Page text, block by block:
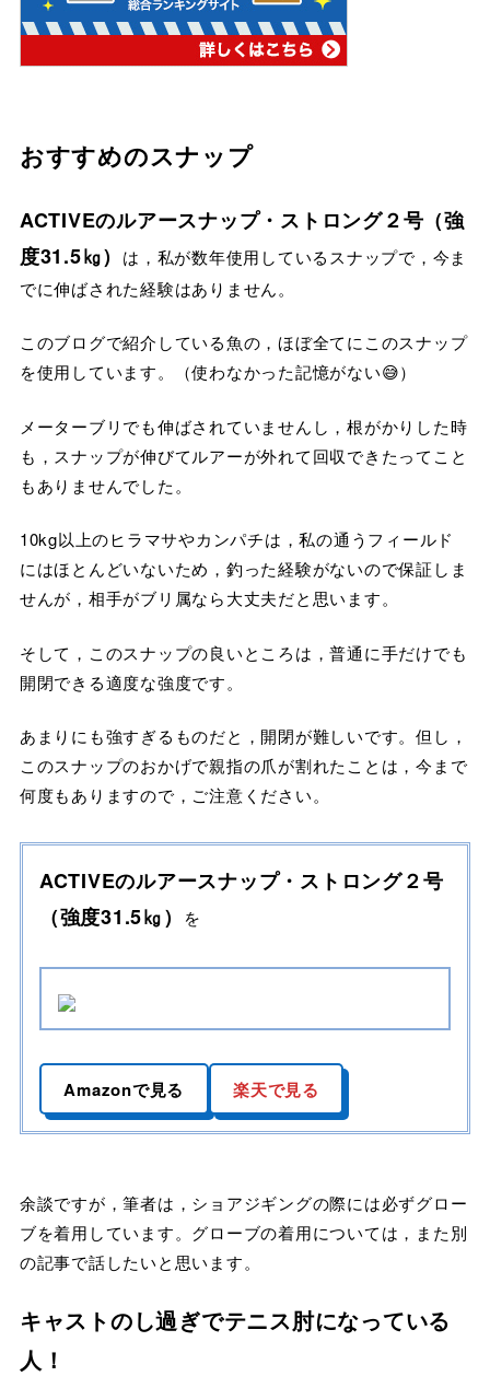
おすすめのスナップ
ACTIVEのルアースナップ・ストロング２号（強
度31.5㎏）
は，私が数年使用しているスナップで，今ま
でに伸ばされた経験はありません。
このブログで紹介している魚の，ほぼ全てにこのスナップ
を使用しています。（使わなかった記憶がない😅）
メーターブリでも伸ばされていませんし，根がかりした時
も，スナップが伸びてルアーが外れて回収できたってこと
もありませんでした。
10kg以上のヒラマサやカンパチは，私の通うフィールド
にはほとんどいないため，釣った経験がないので保証しま
せんが，相手がブリ属なら大丈夫だと思います。
そして，このスナップの良いところは，普通に手だけでも
開閉できる適度な強度です。
あまりにも強すぎるものだと，開閉が難しいです。但し，
このスナップのおかげで親指の爪が割れたことは，今まで
何度もありますので，ご注意ください。
ACTIVEのルアースナップ・ストロング２号
（強度31.5㎏）
を
Amazonで見る 楽天で見る
余談ですが，筆者は，ショアジギングの際には必ずグロー
ブを着用しています。グローブの着用については，また別
の記事で話したいと思います。
キャストのし過ぎでテニス肘になっている
人！